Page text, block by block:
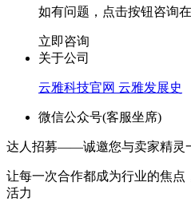
如有问题，点击按钮咨询
立即咨询
关于公司
云雅科技官网 云雅发展史
微信公众号(客服坐席)
达人招募——诚邀您与卖家精灵
让每一次合作都成为行业的焦
活力